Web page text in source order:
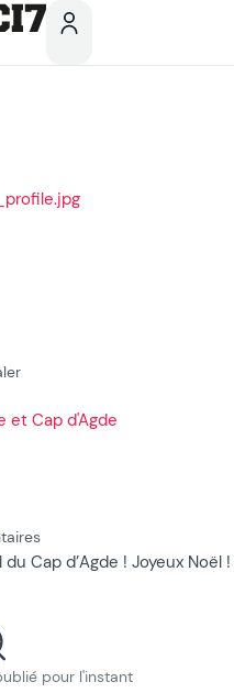
Cap d’Agde ! Joyeux Noël !
pour l'instant